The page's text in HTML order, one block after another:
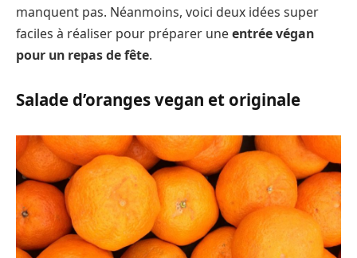
manquent pas. Néanmoins, voici deux idées super
faciles à réaliser pour préparer uneentrée végan
pour un repas de fête.
Salade d’oranges vegan et originale